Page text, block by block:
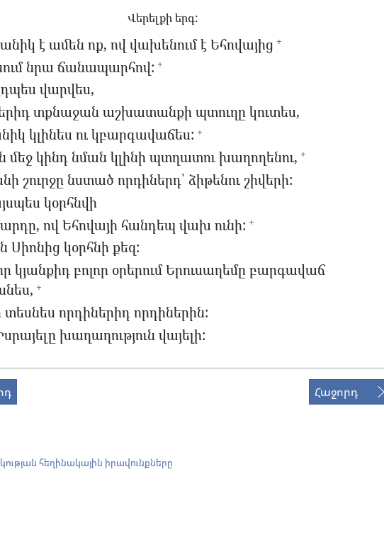
Վերելքի երգ:
է ամեն ոք, ով վախենում է Եհովայից +
նրա ճանապարհով: +
վարվես,
տքնաջան աշխատանքի պտուղը կուտես,
կլինես ու կբարգավաճես: +
մեջ կինդ նման կլինի պտղատու խաղողենու, +
շուրջը նստած որդիներդ՝ ձիթենու շիվերի:
կօրհնվի
ով Եհովայի հանդեպ վախ ունի: +
Սիոնից կօրհնի քեզ:
կյանքիդ բոլոր օրերում Երուսաղեմը բարգավաճ
+
տեսնես որդիներիդ որդիներին:
խաղաղություն վայելի:
Հաջորդ
հեղինակային իրավունքները